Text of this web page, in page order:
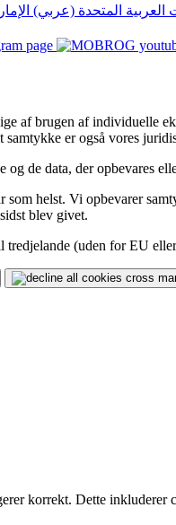
af brugen af individuelle
er også vores
de data, der opbevares
helst. Vi opbevarer
blev givet.
tredjelande (uden for EU
korrekt. Dette inkluderer